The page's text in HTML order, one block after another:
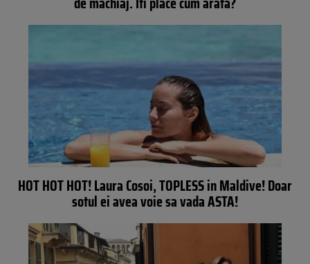
HOT HOT HOT! Laura Cosoi, TOPLESS in Maldive! Doar
sotul ei avea voie sa vada ASTA!